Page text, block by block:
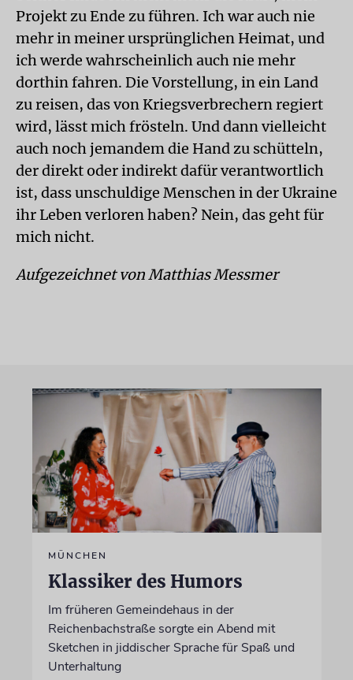
Projekt zu Ende zu führen. Ich war auch nie
mehr in meiner ursprünglichen Heimat, und
ich werde wahrscheinlich auch nie mehr
dorthin fahren. Die Vorstellung, in ein Land
zu reisen, das von Kriegsverbrechern regiert
wird, lässt mich frösteln. Und dann vielleicht
auch noch jemandem die Hand zu schütteln,
der direkt oder indirekt dafür verantwortlich
ist, dass unschuldige Menschen in der Ukraine
ihr Leben verloren haben? Nein, das geht für
mich nicht.
Aufgezeichnet von Matthias Messmer
MÜNCHEN
Klassiker des Humors
Im früheren Gemeindehaus in der
Reichenbachstraße sorgte ein Abend mit
Sketchen in jiddischer Sprache für Spaß und
Unterhaltung